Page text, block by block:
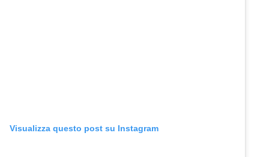
Visualizza questo post su Instagram